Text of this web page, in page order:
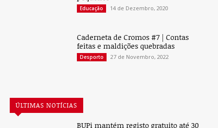
Educação 14 de Dezembro, 2020
Caderneta de Cromos #7 | Contas
feitas e maldições quebradas
Desporto 27 de Novembro, 2022
ÚLTIMAS NOTÍCIAS
BUPi mantém registo gratuito até 30